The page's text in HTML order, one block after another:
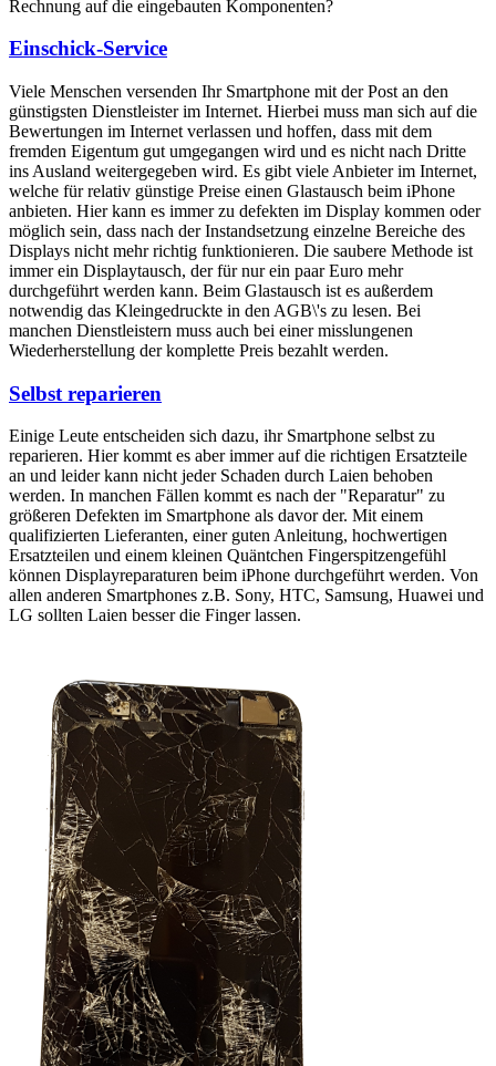
Rechnung auf die eingebauten Komponenten?
Einschick-Service
Viele Menschen versenden Ihr Smartphone mit der Post an den
günstigsten Dienstleister im Internet. Hierbei muss man sich auf die
Bewertungen im Internet verlassen und hoffen, dass mit dem
fremden Eigentum gut umgegangen wird und es nicht nach Dritte
ins Ausland weitergegeben wird. Es gibt viele Anbieter im Internet,
welche für relativ günstige Preise einen Glastausch beim iPhone
anbieten. Hier kann es immer zu defekten im Display kommen oder
möglich sein, dass nach der Instandsetzung einzelne Bereiche des
Displays nicht mehr richtig funktionieren. Die saubere Methode ist
immer ein Displaytausch, der für nur ein paar Euro mehr
durchgeführt werden kann. Beim Glastausch ist es außerdem
notwendig das Kleingedruckte in den AGB\'s zu lesen. Bei
manchen Dienstleistern muss auch bei einer misslungenen
Wiederherstellung der komplette Preis bezahlt werden.
Selbst reparieren
Einige Leute entscheiden sich dazu, ihr Smartphone selbst zu
reparieren. Hier kommt es aber immer auf die richtigen Ersatzteile
an und leider kann nicht jeder Schaden durch Laien behoben
werden. In manchen Fällen kommt es nach der "Reparatur" zu
größeren Defekten im Smartphone als davor der. Mit einem
qualifizierten Lieferanten, einer guten Anleitung, hochwertigen
Ersatzteilen und einem kleinen Quäntchen Fingerspitzengefühl
können Displayreparaturen beim iPhone durchgeführt werden. Von
allen anderen Smartphones z.B. Sony, HTC, Samsung, Huawei und
LG sollten Laien besser die Finger lassen.